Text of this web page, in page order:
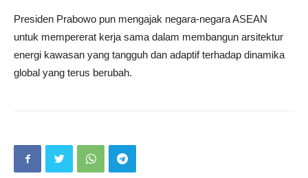
Presiden Prabowo pun mengajak negara-negara ASEAN
untuk mempererat kerja sama dalam membangun arsitektur
energi kawasan yang tangguh dan adaptif terhadap dinamika
global yang terus berubah.